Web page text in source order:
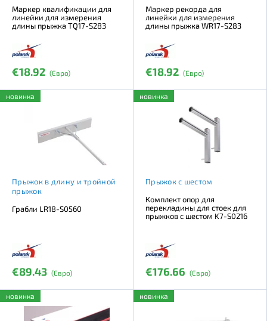
Маркер квалификации для
линейки для измерения
длины прыжка TQ17-S283
€18.92 (Евро)
Маркер рекорда для
линейки для измерения
длины прыжка WR17-S283
€18.92 (Евро)
новинка
Прыжок в длину и тройной
прыжок
Грабли LR18-S0560
€89.43 (Евро)
новинка
Прыжок с шестом
Комплект опор для
перекладины для стоек для
прыжков с шестом K7-S0216
€176.66 (Евро)
новинка новинка